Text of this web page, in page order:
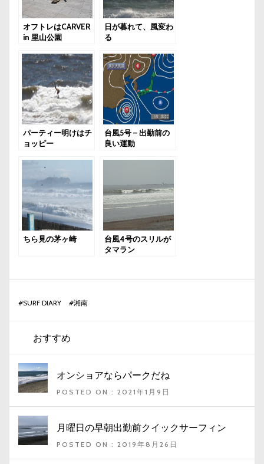
オフトレはCARVER
in 里山公園
日が暮れて、風変わ
る
パーティー明けはチ
ョッピー
台風5号 – 出勤前の
良い運動
ちら見の茅ヶ崎
台風4号のスリルが
タマラン
#SURF DIARY #湘南
おすすめ
オンショアならパークだね
POSTED ON : 2021年1月9日
月曜日の早朝出勤前クイックサーフィン
POSTED ON : 2019年8月26日